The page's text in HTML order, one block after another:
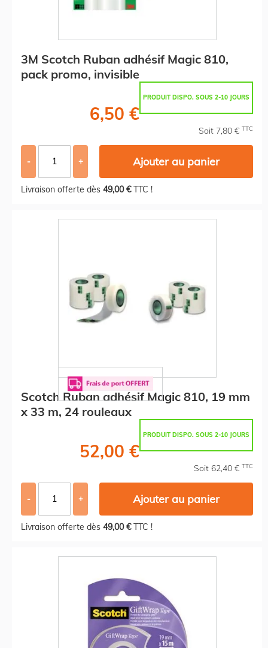
3M Scotch Ruban adhésif Magic 810,
pack promo, invisible
PRODUIT DISPO. SOUS 2-10 JOURS
6,50 €
Soit 7,80 € TTC
- + Ajouter au panier
Livraison offerte dès 49,00 €TTC !
Scotch Ruban adhésif Magic 810, 19 mm
x 33 m, 24 rouleaux
PRODUIT DISPO. SOUS 2-10 JOURS
52,00 €
Soit 62,40 € TTC
- + Ajouter au panier
Livraison offerte dès 49,00 €TTC !